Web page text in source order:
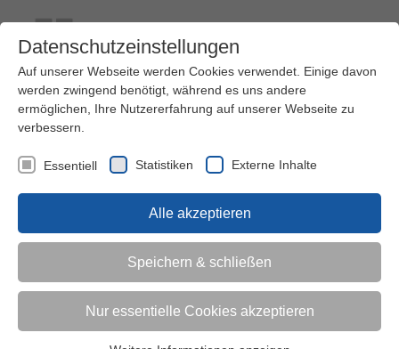
Kontakt Ihre Meinung ist uns wichtig!
Kinder (0-6)
Grundschulkinder
Jugendliche
Datenschutzeinstellungen
Auf unserer Webseite werden Cookies verwendet. Einige davon
werden zwingend benötigt, während es uns andere
ermöglichen, Ihre Nutzererfahrung auf unserer Webseite zu
verbessern.
Essentiell Statistiken Externe Inhalte
Alle akzeptieren
Speichern & schließen
Nur essentielle Cookies akzeptieren